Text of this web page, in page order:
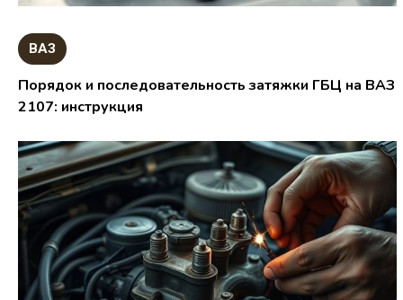
ВАЗ
Порядок и последовательность затяжки ГБЦ на ВАЗ
2107: инструкция